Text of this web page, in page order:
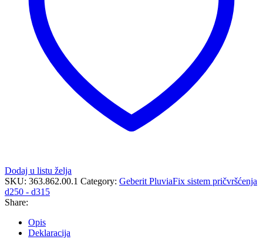
Dodaj u listu želja
SKU: 363.862.00.1 Category: Geberit PluviaFix sistem pričvršćenja
d250 - d315
Share:
Opis
Deklaracija